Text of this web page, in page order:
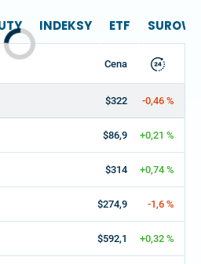
INDEKSY ETF
Cena
$322 -0,46 %
$86,9 +0,21 %
$314 +0,74 %
$274,9 -1,6 %
$592,1 +0,32 %